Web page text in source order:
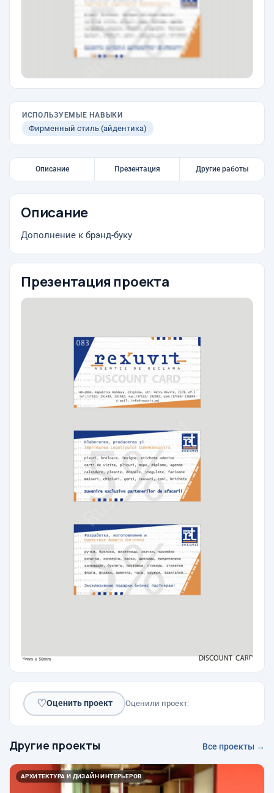
ИСПОЛЬЗУЕМЫЕ НАВЫКИ
Фирменный стиль (айдентика)
Описание Презентация Другие работы
Описание
Дополнение к брэнд-буку
Презентация проекта
♡Оценить проект Оценили проект:
Другие проекты Все проекты →
АРХИТЕКТУРА И ДИЗАЙН ИНТЕРЬЕРОВ